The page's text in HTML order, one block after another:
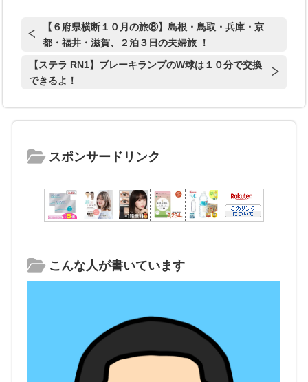
【６府県横断１０月の旅⑧】島根・鳥取・兵庫・京
都・福井・滋賀、２泊３日の夫婦旅 ！
【ステラ RN1】ブレーキランプのW球は１０分で交換
できるよ！
スポンサードリンク
こんな人が書いています